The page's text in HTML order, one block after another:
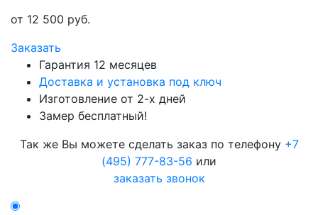
от 12 500 руб.
Заказать
Гарантия 12 месяцев
Доставка и установка под ключ
Изготовление от 2-х дней
Замер бесплатный!
Так же Вы можете сделать заказ по телефону +7
(495) 777-83-56 или
заказать звонок